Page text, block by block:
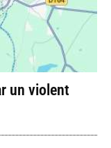
un violent